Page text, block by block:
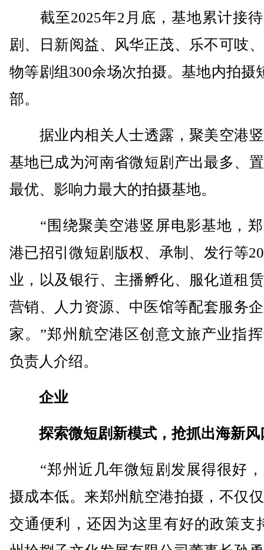
截至2025年2月底，基地累计接待
剧、日新阅益、风华正茂、乐不可吱
物等剧组300余场次拍摄。基地内拍摄
部。
据业内相关人士透露，聚美空港
基地已成为河南省微短剧产出最多、
最优、影响力最大的拍摄基地。
“围绕聚美空港竖屏电影基地，郑
港已招引微短剧版权、承制、发行等
业，以及银行、主播孵化、服化道租
营销、人力资源、中医馆等配套服务
家。”郑州航空港区创意文旅产业指
负责人介绍。
企业
探索微短剧新模式，抢抓出海新风
“郑州近几年微短剧发展得很好，
摄成本低。来郑州航空港拍摄，不仅
交通便利，还因为这里有好的政策支